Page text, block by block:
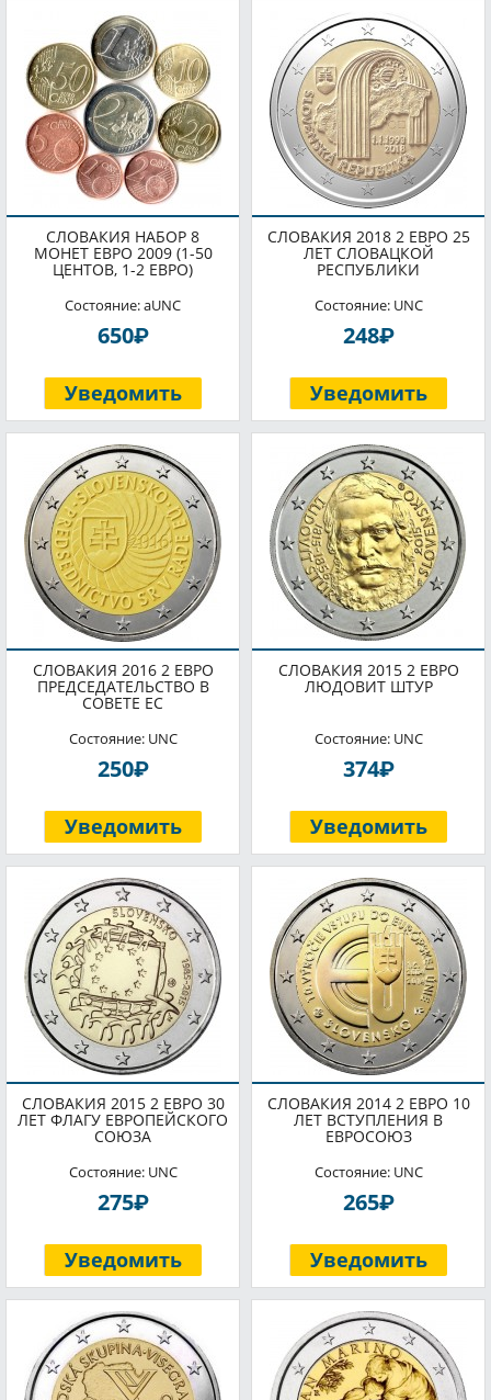
СЛОВАКИЯ НАБОР 8
МОНЕТ ЕВРО 2009 (1-50
ЦЕНТОВ, 1-2 ЕВРО)
Состояние: aUNC
650P
Уведомить
СЛОВАКИЯ 2018 2 ЕВРО 25
ЛЕТ СЛОВАЦКОЙ
РЕСПУБЛИКИ
Состояние: UNC
248P
Уведомить
СЛОВАКИЯ 2016 2 ЕВРО
ПРЕДСЕДАТЕЛЬСТВО В
СОВЕТЕ ЕС
Состояние: UNC
250P
Уведомить
СЛОВАКИЯ 2015 2 ЕВРО
ЛЮДОВИТ ШТУР
Состояние: UNC
374P
Уведомить
СЛОВАКИЯ 2015 2 ЕВРО 30
ЛЕТ ФЛАГУ ЕВРОПЕЙСКОГО
СОЮЗА
Состояние: UNC
275P
Уведомить
СЛОВАКИЯ 2014 2 ЕВРО 10
ЛЕТ ВСТУПЛЕНИЯ В
ЕВРОСОЮЗ
Состояние: UNC
265P
Уведомить